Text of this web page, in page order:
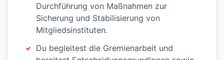
Durchführung von Maßnahmen zur
Sicherung und Stabilisierung von
Mitgliedsinstituten.
Du begleitest die Gremienarbeit und